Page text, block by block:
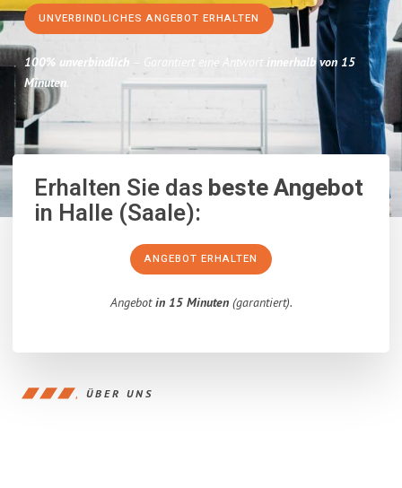
UNVERBINDLICHES ANGEBOT ERHALTEN
100% unverbindlich – Garantiert eine Antwort innerhalb von 15
Minuten.
Erhalten Sie dasbeste Angebot
in Halle (Saale):
ANGEBOT ERHALTEN
Angebotin 15 Minuten(garantiert).
ÜBER UNS